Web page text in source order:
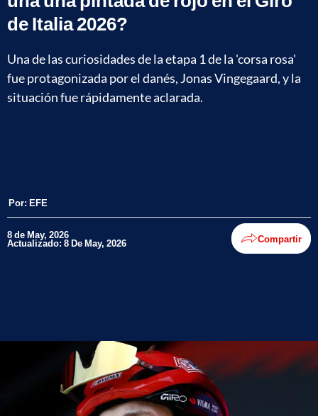
de Italia 2026?
Una de las curiosidades de la etapa 1 de la 'corsa rosa'
fue protagonizada por el danés, Jonas Vingegaard, y la
situación fue rápidamente aclarada.
Por: EFE
8 de May, 2026
Actualizado: 8 De May, 2026 Compartir